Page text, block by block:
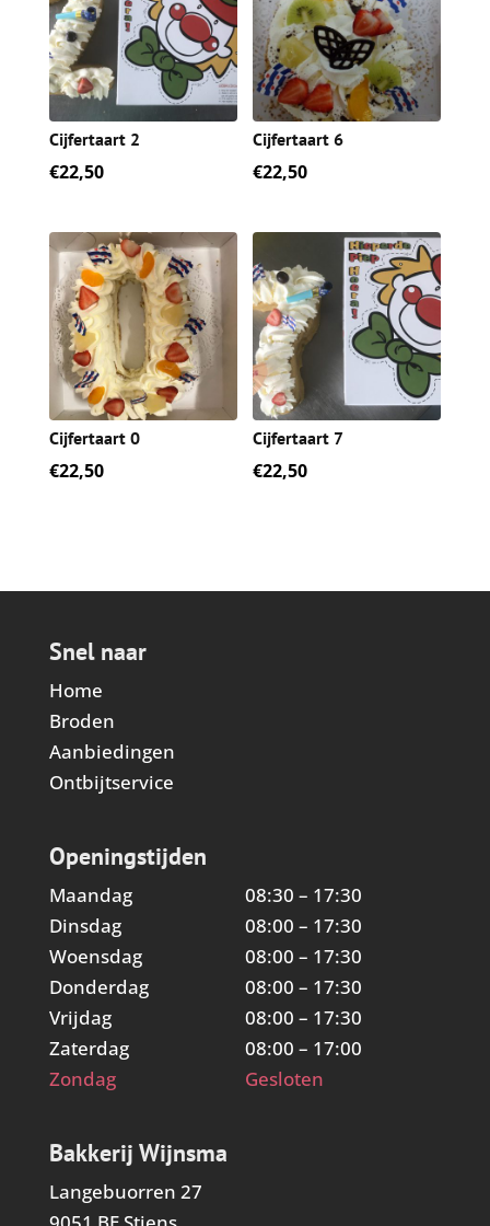
Cijfertaart 2
€22,50
Cijfertaart 6
€22,50
Cijfertaart 0
€22,50
Cijfertaart 7
€22,50
Snel naar
Home
Broden
Aanbiedingen
Ontbijtservice
Openingstijden
Maandag
08:30 – 17:30
Dinsdag
08:00 – 17:30
Woensdag
08:00 – 17:30
Donderdag
08:00 – 17:30
Vrijdag
08:00 – 17:30
Zaterdag
08:00 – 17:00
Zondag
Gesloten
Bakkerij Wijnsma
Langebuorren 27